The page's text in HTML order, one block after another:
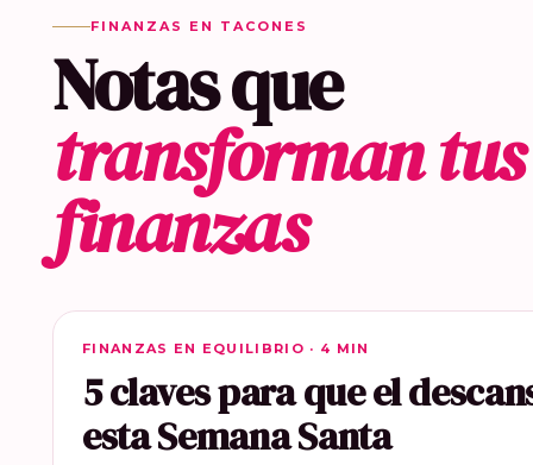
FINANZAS EN TACONES
Notas que
transforman tus
finanzas
FINANZAS EN EQUILIBRIO
FINANZAS EN EQUILIBRIO · 4 MIN
5 claves para que el
esta Semana Santa